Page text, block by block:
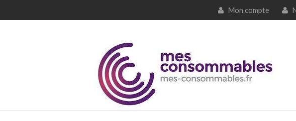
Mon compte